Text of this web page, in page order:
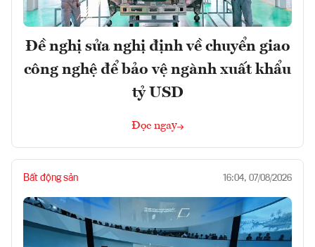
Đề nghị sửa nghị định về chuyển giao
công nghệ để bảo vệ ngành xuất khẩu
tỷ USD
Đọc ngay
Bất động sản 16:04, 07/08/2026